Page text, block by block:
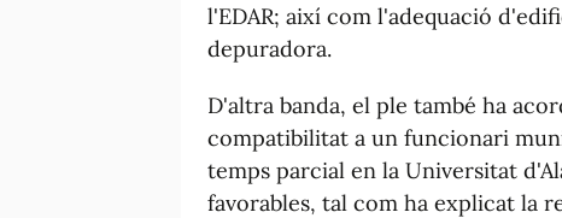
l'EDAR; així com l'adequació
depuradora.
D'altra banda, el ple també ha
compatibilitat a un funcionari
temps parcial en la Universitat
favorables, tal com ha explicat la